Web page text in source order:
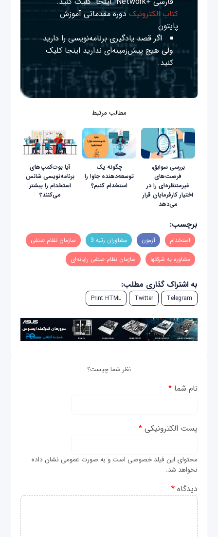
کتاب الکترونیک دوره مقدماتی آموزش
پایتون
اگر قصد یادگیری برنامه‌نویسی را دارید
ولی هیچ پیش‌زمینه‌ای نداریداینجا کلیک
کنید.
مطالب مرتبط
بررسی سوابق،
فرصت‌های
غیرمنتظره‌ای را در
اختیار کارفرمایان قرار
می‌دهد
چگونه یک
توسعه‌دهنده جاوا را
استخدام کنیم؟
آیا بوت‌کمپ‌های
برنامه‌نویسی شانس
استخدام را بیشتر
می‌کنند؟
برچسب:
استخدام آزمون مشاوران رتبه 3 سازمان نظام صنفی
مشاوره به شرکتها سازمان نظام صنفی رایانه‌ای
به اشتراک گذاری مطلب:
Telegram
Twitter
Print HTML
نظر شما چیست؟
نام شما*
پست الکترونیکی*
محتوای این فیلد خصوصی است و به صورت عمومی نشان داده
نخواهد شد.
دیدگاه*